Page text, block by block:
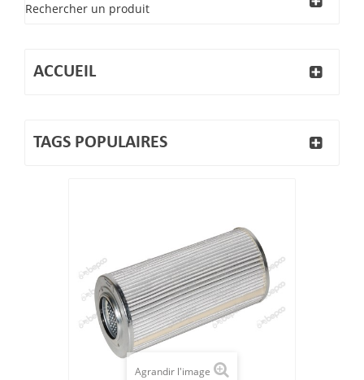
Rechercher un produit
ACCUEIL
TAGS POPULAIRES
Agrandir l'image